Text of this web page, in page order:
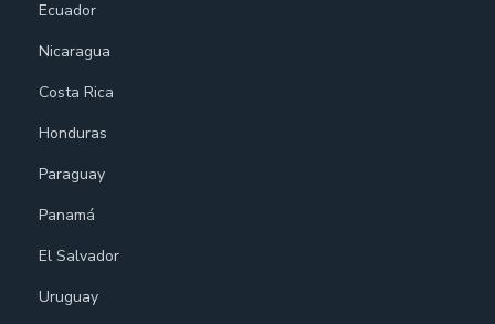
Ecuador
Nicaragua
Costa Rica
Honduras
Paraguay
Panamá
El Salvador
Uruguay